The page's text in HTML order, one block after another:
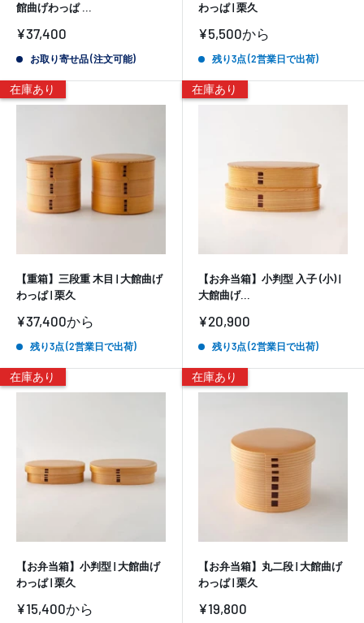
館曲げわっぱ ...
販
価
¥37,400
お取り寄せ品 (注文可能)
わっぱ | 栗久
販
価
¥5,500から
残り3点 (2営業日で出荷)
在庫あり
【重箱】三段重 木目 | 大館曲げ
わっぱ | 栗久
販
価
¥37,400から
残り3点 (2営業日で出荷)
在庫あり
【お弁当箱】小判型 入子 (小) |
大館曲げ...
販
価
¥20,900
残り3点 (2営業日で出荷)
在庫あり
【お弁当箱】小判型 | 大館曲げ
わっぱ | 栗久
販
¥15,400から
在庫あり
【お弁当箱】丸二段 | 大館曲げ
わっぱ | 栗久
販
¥19,800